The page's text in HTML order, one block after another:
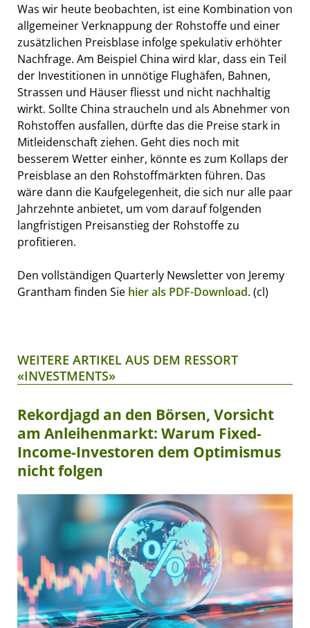
Was wir heute beobachten, ist eine Kombination von
allgemeiner Verknappung der Rohstoffe und einer
zusätzlichen Preisblase infolge spekulativ erhöhter
Nachfrage. Am Beispiel China wird klar, dass ein Teil
der Investitionen in unnötige Flughäfen, Bahnen,
Strassen und Häuser fliesst und nicht nachhaltig
wirkt. Sollte China straucheln und als Abnehmer von
Rohstoffen ausfallen, dürfte das die Preise stark in
Mitleidenschaft ziehen. Geht dies noch mit
besserem Wetter einher, könnte es zum Kollaps der
Preisblase an den Rohstoffmärkten führen. Das
wäre dann die Kaufgelegenheit, die sich nur alle paar
Jahrzehnte anbietet, um vom darauf folgenden
langfristigen Preisanstieg der Rohstoffe zu
profitieren.
Den vollständigen Quarterly Newsletter von Jeremy
Grantham finden Sie hier als PDF-Download. (cl)
WEITERE ARTIKEL AUS DEM RESSORT
«INVESTMENTS»
Rekordjagd an den Börsen, Vorsicht
am Anleihenmarkt: Warum Fixed-
Income-Investoren dem Optimismus
nicht folgen